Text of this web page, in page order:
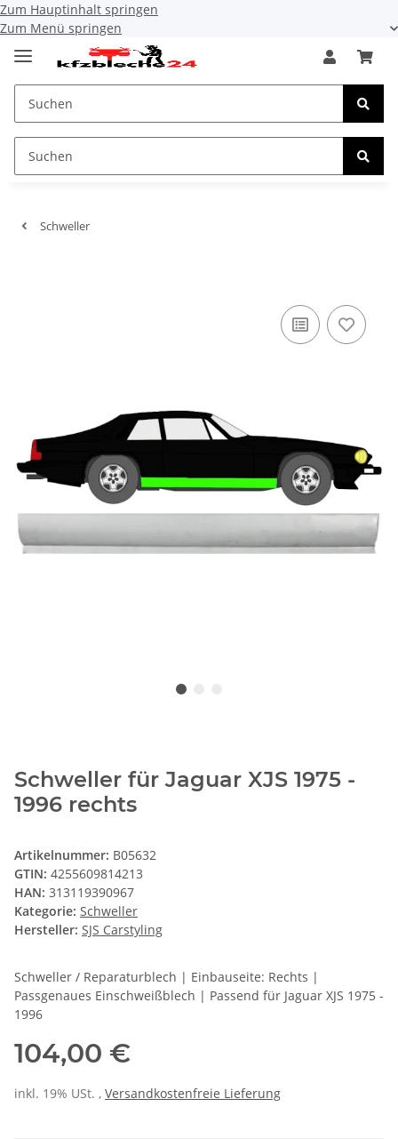
Zum Hauptinhalt springen
Zum Menü springen
Schweller
Schweller für Jaguar XJS 1975 -
1996 rechts
Artikelnummer: B05632
GTIN: 4255609814213
HAN: 313119390967
Kategorie: Schweller
Hersteller: SJS Carstyling
Schweller / Reparaturblech | Einbauseite: Rechts |
Passgenaues Einschweißblech | Passend für Jaguar XJS 1975 -
1996
104,00 €
inkl. 19% USt. , Versandkostenfreie Lieferung